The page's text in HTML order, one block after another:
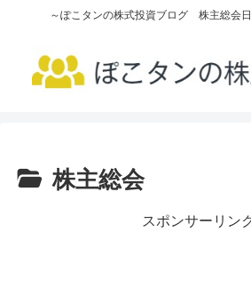
～ぽこタンの株式投資ブログ 株主総会
株主総会
スポンサーリン